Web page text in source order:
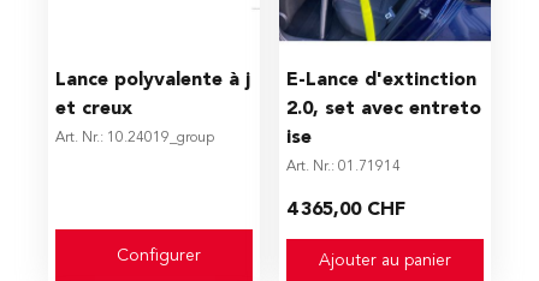
Lance polyvalente à j
et creux
Art. Nr.: 10.24019_group
The price depends on the options chosen on the
Configurer
E-Lance d'extinction
2.0, set avec entreto
ise
Art. Nr.: 01.71914
4 365,00 CHF
Ajouter au panier